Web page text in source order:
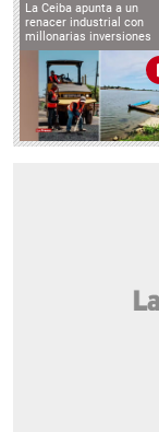
La Ceiba apunta a un
renacer industrial con
millonarias inversiones